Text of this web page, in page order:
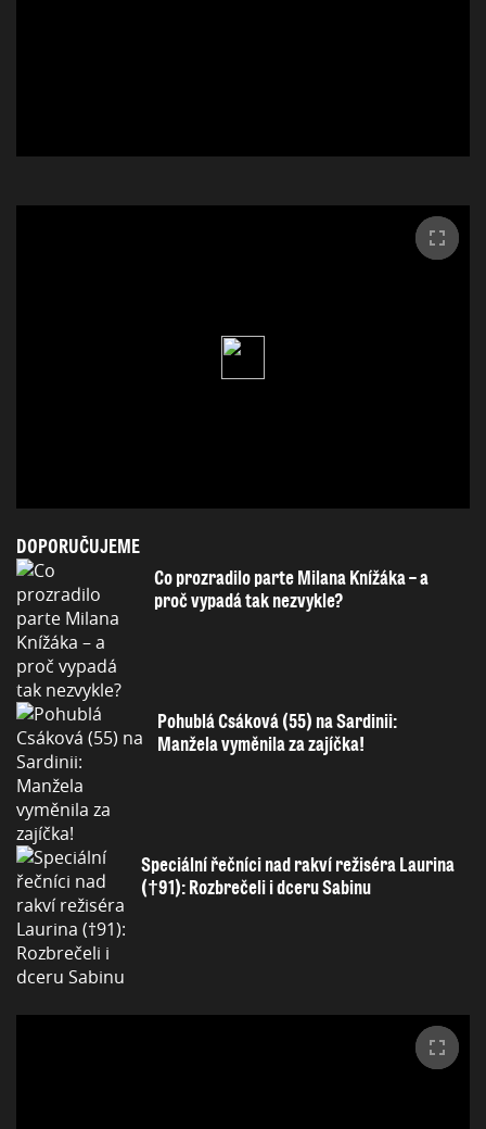
DOPORUČUJEME
Co prozradilo parte Milana Knížáka – a
proč vypadá tak nezvykle?
Pohublá Csáková (55) na Sardinii:
Manžela vyměnila za zajíčka!
Speciální řečníci nad rakví režiséra Laurina
(†91): Rozbrečeli i dceru Sabinu